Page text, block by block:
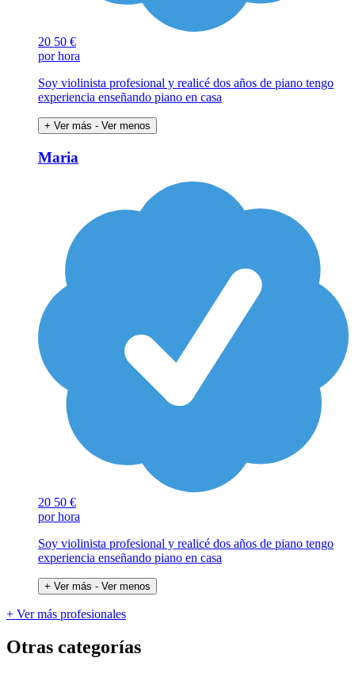
20 50 €
por hora
Soy violinista profesional y realicé dos años de piano tengo
experiencia enseñando piano en casa
+ Ver más - Ver menos
Maria
20 50 €
por hora
Soy violinista profesional y realicé dos años de piano tengo
experiencia enseñando piano en casa
+ Ver más - Ver menos
+ Ver más profesionales
Otras categorías